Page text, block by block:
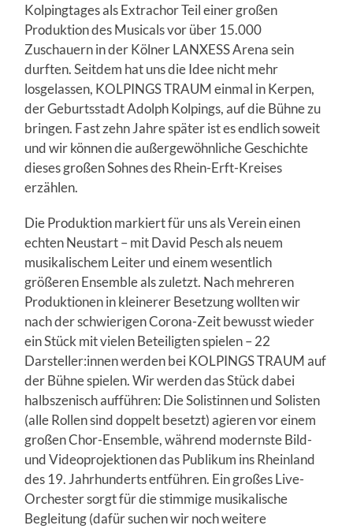
Kolpingtages als Extrachor Teil einer großen
Produktion des Musicals vor über 15.000
Zuschauern in der Kölner LANXESS Arena sein
durften. Seitdem hat uns die Idee nicht mehr
losgelassen, KOLPINGS TRAUM einmal in Kerpen,
der Geburtsstadt Adolph Kolpings, auf die Bühne zu
bringen. Fast zehn Jahre später ist es endlich soweit
und wir können die außergewöhnliche Geschichte
dieses großen Sohnes des Rhein-Erft-Kreises
erzählen.
Die Produktion markiert für uns als Verein einen
echten Neustart – mit David Pesch als neuem
musikalischem Leiter und einem wesentlich
größeren Ensemble als zuletzt. Nach mehreren
Produktionen in kleinerer Besetzung wollten wir
nach der schwierigen Corona-Zeit bewusst wieder
ein Stück mit vielen Beteiligten spielen – 22
Darsteller:innen werden bei KOLPINGS TRAUM auf
der Bühne spielen. Wir werden das Stück dabei
halbszenisch aufführen: Die Solistinnen und Solisten
(alle Rollen sind doppelt besetzt) agieren vor einem
großen Chor-Ensemble, während modernste Bild-
und Videoprojektionen das Publikum ins Rheinland
des 19. Jahrhunderts entführen. Ein großes Live-
Orchester sorgt für die stimmige musikalische
Begleitung (dafür suchen wir noch weitere